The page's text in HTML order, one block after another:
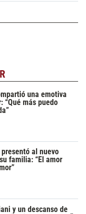
una emotiva
“Qué más puedo
al nuevo
familia: “El amor
y un descanso de